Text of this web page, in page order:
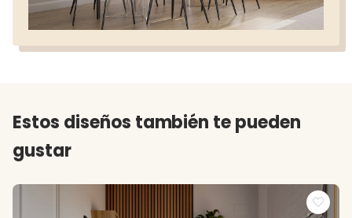
Estos diseños también te pueden
gustar